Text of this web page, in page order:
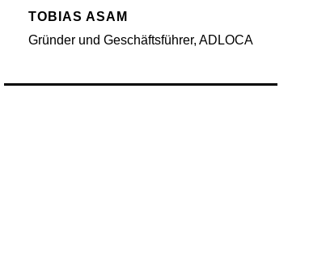
TOBIAS ASAM
Gründer und Geschäftsführer, ADLOCA